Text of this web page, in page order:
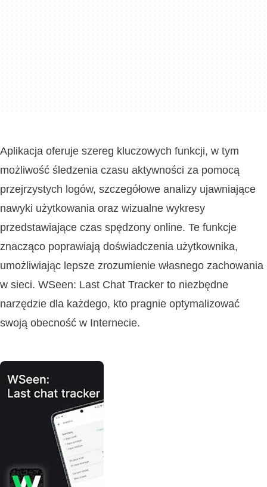
Aplikacja oferuje szereg kluczowych funkcji, w tym
możliwość śledzenia czasu aktywności za pomocą
przejrzystych logów, szczegółowe analizy ujawniające
nawyki użytkowania oraz wizualne wykresy
przedstawiające czas spędzony online. Te funkcje
znacząco poprawiają doświadczenia użytkownika,
umożliwiając lepsze zrozumienie własnego zachowania
w sieci. WSeen: Last Chat Tracker to niezbędne
narzędzie dla każdego, kto pragnie optymalizować
swoją obecność w Internecie.